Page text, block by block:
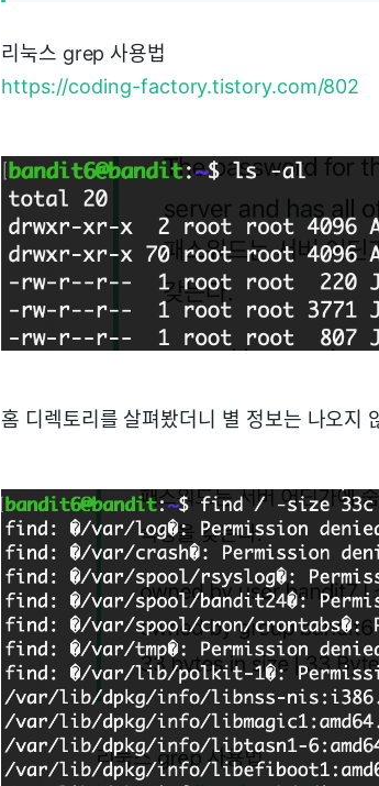
리눅스 grep 사용법
https://coding-factory.tistory.com/802
홈 디렉토리를 살펴봤더니 별 정보는 나오지